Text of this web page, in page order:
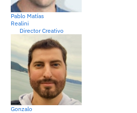
Pablo Matías
Realini
Director Creativo
Gonzalo